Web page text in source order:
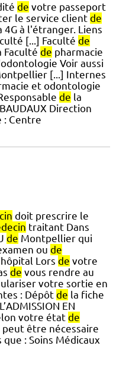
de votre passeport
le service client de
à l'étranger. Liens
[...] Faculté de
Faculté de pharmacie
Voir aussi
[...] Internes
et odontologie
de la
Direction
: Centre
doit prescrire le
traitant Dans
de Montpellier qui
ou de
Lors de votre
de vous rendre au
votre sortie en
: Dépôt de la fiche
EN
votre état de
peut être nécessaire
: Soins Médicaux